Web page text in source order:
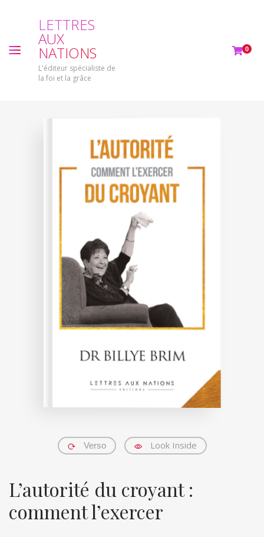
LETTRES
AUX
NATIONS
L'éditeur spécialiste de
la foi et la grâce
0
Verso Look Inside
L’autorité du croyant :
comment l’exercer